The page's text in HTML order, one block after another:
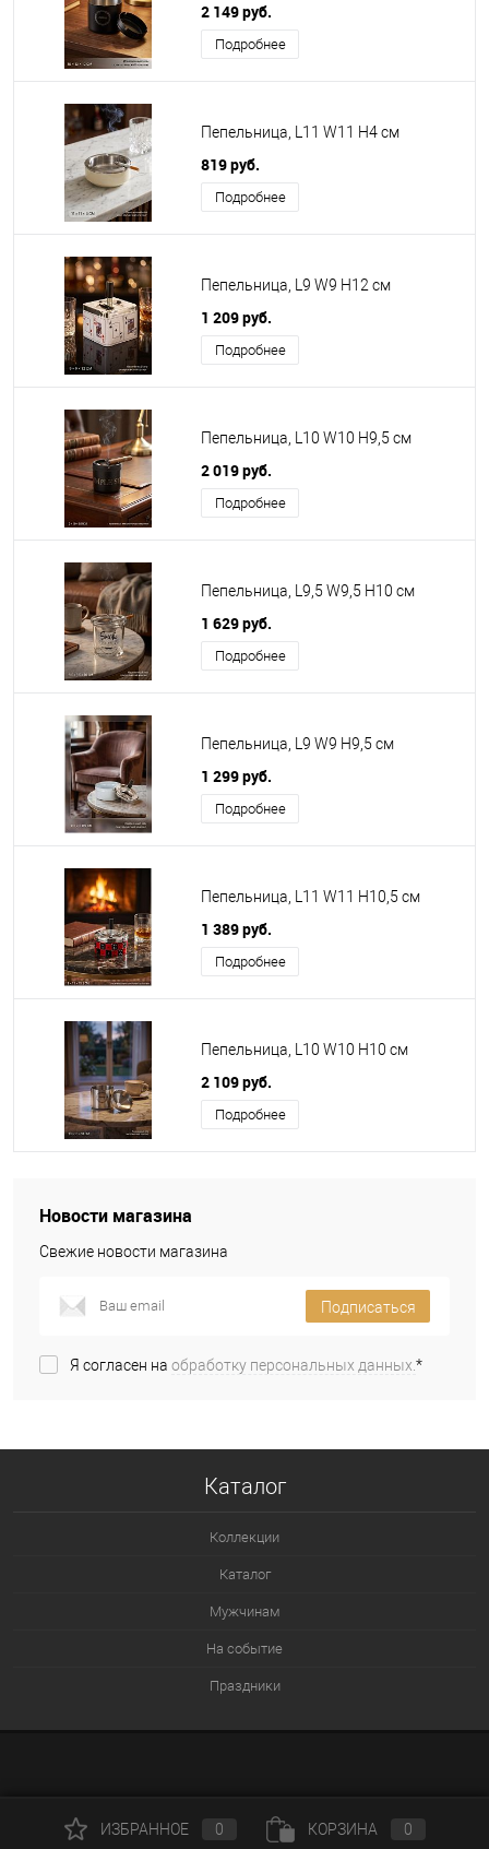
2 149 руб.
Подробнее
Пепельница, L11 W11 H4 см
819 руб.
Подробнее
Пепельница, L9 W9 H12 см
1 209 руб.
Подробнее
Пепельница, L10 W10 H9,5 см
2 019 руб.
Подробнее
Пепельница, L9,5 W9,5 H10 см
1 629 руб.
Подробнее
Пепельница, L9 W9 H9,5 см
1 299 руб.
Подробнее
Пепельница, L11 W11 H10,5 см
1 389 руб.
Подробнее
Пепельница, L10 W10 H10 см
2 109 руб.
Подробнее
Новости магазина
Свежие новости магазина
Подписаться
Я согласен на обработку персональных данных.*
Каталог
Коллекции
Каталог
Мужчинам
На событие
Праздники
ИЗБРАННОЕ 0 КОРЗИНА 0